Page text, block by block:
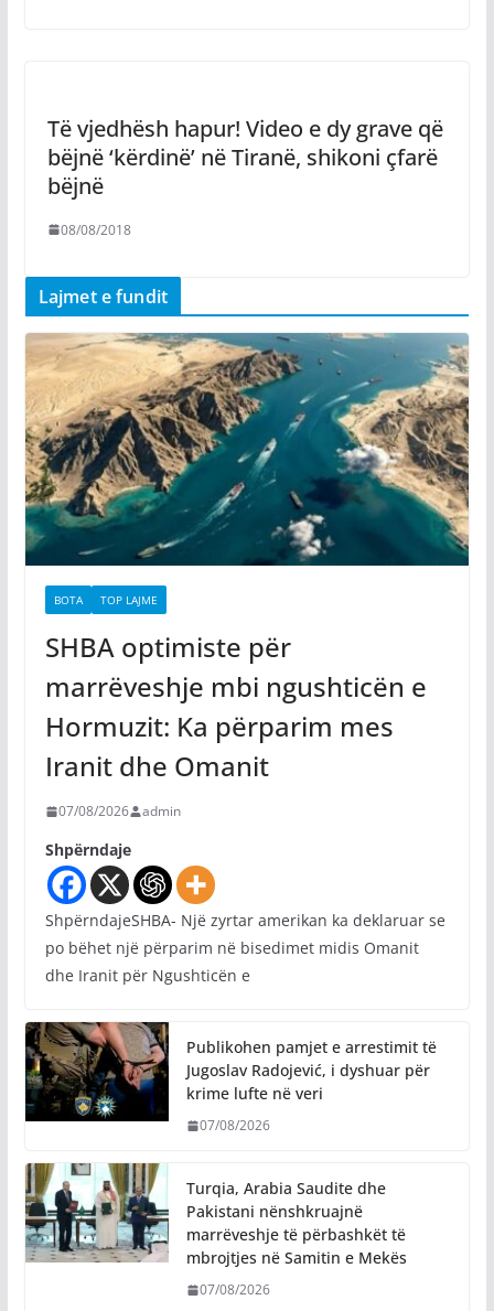
Të vjedhësh hapur! Video e dy grave që
bëjnë ‘kërdinë’ në Tiranë, shikoni çfarë
bëjnë
08/08/2018
Lajmet e fundit
BOTA TOP LAJME
SHBA optimiste për
marrëveshje mbi ngushticën e
Hormuzit: Ka përparim mes
Iranit dhe Omanit
07/08/2026 admin
Shpërndaje
ShpërndajeSHBA- Një zyrtar amerikan ka deklaruar se
po bëhet një përparim në bisedimet midis Omanit
dhe Iranit për Ngushticën e
Publikohen pamjet e arrestimit të
Jugoslav Radojević, i dyshuar për
krime lufte në veri
07/08/2026
Turqia, Arabia Saudite dhe
Pakistani nënshkruajnë
marrëveshje të përbashkët të
mbrojtjes në Samitin e Mekës
07/08/2026